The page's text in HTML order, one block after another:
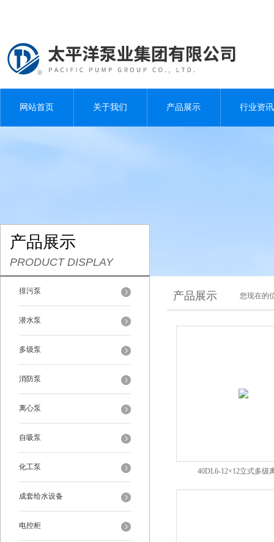
网站首页 关于我们 产品展示 行业资讯
产品展示
PRODUCT DISPLAY
排污泵
潜水泵
多级泵
消防泵
离心泵
自吸泵
化工泵
成套给水设备
电控柜
产品展示 您现在的
40DL6-12×12立式多级